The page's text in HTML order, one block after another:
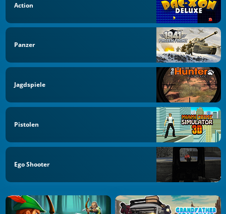
Action
Panzer
Jagdspiele
Pistolen
Ego Shooter